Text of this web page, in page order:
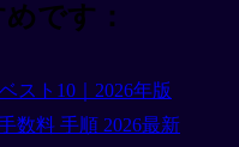
です：
スト10｜2026年版
数料 手順 2026最新